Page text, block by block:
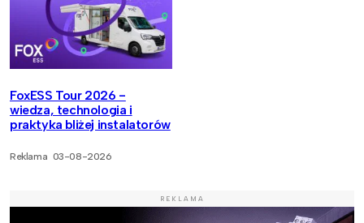
FoxESS Tour 2026 -
wiedza, technologia i
praktyka bliżej instalatorów
Reklama 03-08-2026
REKLAMA